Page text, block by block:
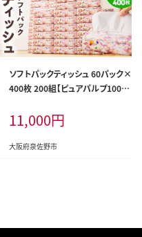
ソフトパックティッシュ 60パック×
400枚 200組【ピュアパルプ100％
用品 常備品 てぃっしゅ 備蓄 防災
箱なし】 010B1754
11,000円
大阪府泉佐野市